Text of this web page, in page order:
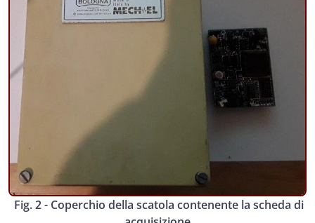
Fig. 2 - Coperchio della scatola contenente la scheda di